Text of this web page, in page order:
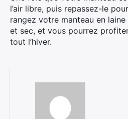
l’air libre, puis repassez-le
rangez votre manteau en
et sec, et vous pourrez
tout l’hiver.